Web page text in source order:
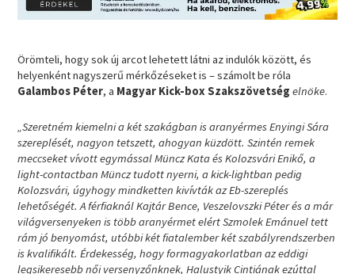
Örömteli, hogy sok új arcot lehetett látni az indulók között, és
helyenként nagyszerű mérkőzéseket is – számolt be róla
Galambos Péter, a Magyar Kick-box Szakszövetség elnöke.
„Szeretném kiemelni a két szakágban is aranyérmes Enyingi Sára
szereplését, nagyon tetszett, ahogyan küzdött. Szintén remek
meccseket vívott egymással Müncz Kata és Kolozsvári Enikő, a
light-contactban Müncz tudott nyerni, a kick-lightban pedig
Kolozsvári, úgyhogy mindketten kivívták az Eb-szereplés
lehetőségét. A férfiaknál Kajtár Bence, Veszelovszki Péter és a már
világversenyeken is több aranyérmet elért Szmolek Emánuel tett
rám jó benyomást, utóbbi két fiatalember két szabályrendszerben
is kvalifikált. Érdekesség, hogy formagyakorlatban az eddigi
legsikeresebb női versenyzőnknek, Halustyik Cintiának ezúttal